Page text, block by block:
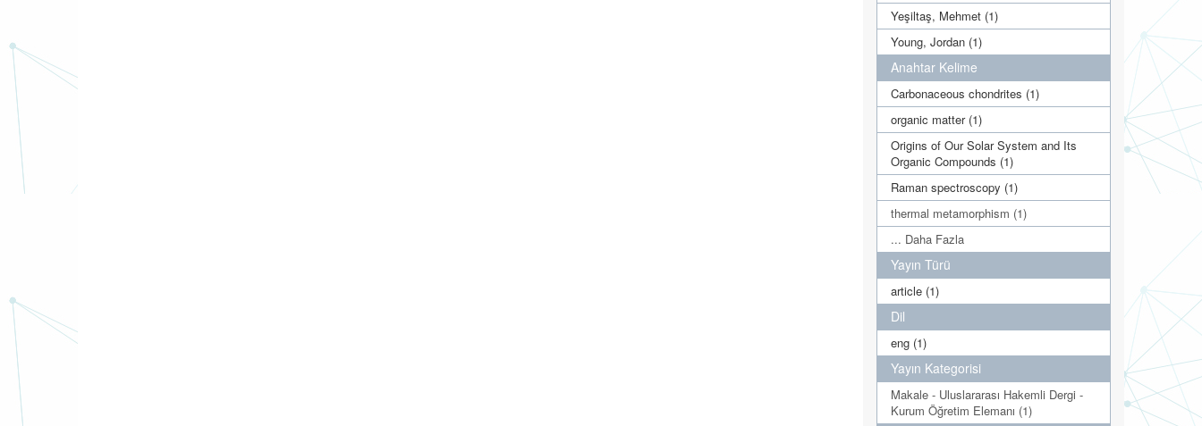
Yeşiltaş, Mehmet (1)
Young, Jordan (1)
Anahtar Kelime
Carbonaceous chondrites (1)
organic matter (1)
Origins of Our Solar System and Its
Organic Compounds (1)
Raman spectroscopy (1)
thermal metamorphism (1)
... Daha Fazla
Yayın Türü
article (1)
Dil
eng (1)
Yayın Kategorisi
Makale - Uluslararası Hakemli Dergi -
Kurum Öğretim Elemanı (1)